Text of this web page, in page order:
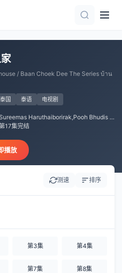
/ Baan Choek Dee The Series บ้าน
泰国 泰语 电视剧
Sureemas Haruthaiborirak,Pooh Bhudis Planuson,Phannachet Punyachokpaisarn,Nattapach Terdthahakan,萨瓦特·博拉娜波拉特,Phrom Phugaroon
17集完结
播放
测速 排序
第3集 第4集
第7集 第8集